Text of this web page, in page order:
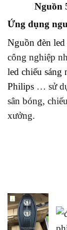
Nguồn
Ứng dụng
Nguồn đèn led
công nghiệp
led chiếu sáng
Philips … sử
sân bóng,
xưởng.